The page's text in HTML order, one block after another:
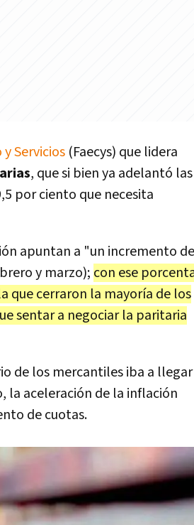
Servicios (Faecys) que lidera
, que si bien ya adelantó las
por ciento que necesita
apuntan a "un incremento
y marzo); con ese
que cerraron la mayoría de los
sentar a negociar la paritaria
de los mercantiles iba a llegar
la aceleración de la inflación
de cuotas.